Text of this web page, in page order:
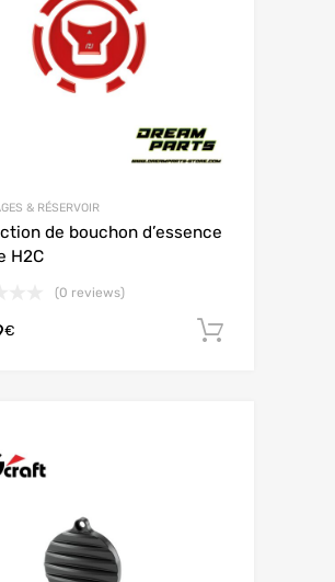
& RÉSERVOIR
de bouchon d’essence
H2C
(0 reviews)
€